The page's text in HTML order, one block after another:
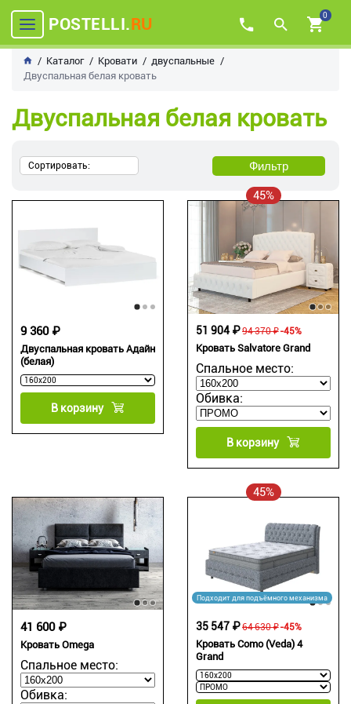
POSTELLI.RU 0
Каталог Кровати
двуспальные
Двуспальная белая кровать
Двуспальная белая кровать
Сортировать: Фильтр
Двуспальная кровать Адайн
(белая)
9 360 ₽
В корзину
45%
Кровать Salvatore Grand
Спальное место:
Обивка:
94 370 ₽
51 904 ₽ -45%
В корзину
Кровать Omega
Спальное место:
Обивка:
41 600 ₽
45%
Подходит для подъёмного механизма
Кровать Como (Veda) 4
Grand
64 630 ₽
35 547 ₽ -45%